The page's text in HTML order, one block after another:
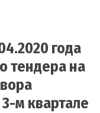
года
тендера на
м квартале